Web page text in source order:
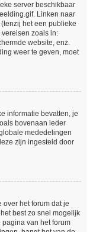
server beschikbaar
Linken naar
het een publieke
zoals in:
website, enz.
weer te geven, moet
informatie bevatten, je
bovenaan ieder
mededelingen
zijn ingesteld door
het forum dat je
best zo snel mogelijk
van het forum